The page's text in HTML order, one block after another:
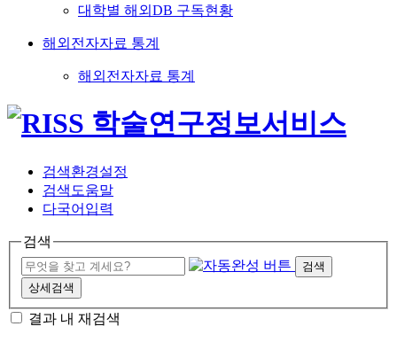
대학별 해외DB 구독현황
해외전자자료 통계
해외전자자료 통계
검색환경설정
검색도움말
다국어입력
검색
검색
상세검색
결과 내 재검색